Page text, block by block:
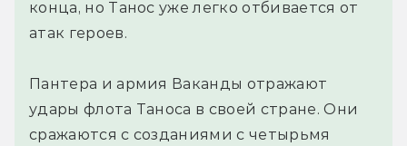
конца, но Танос уже легко отбивается от
атак героев.
Пантера и армия Ваканды отражают
удары флота Таноса в своей стране. Они
сражаются с созданиями с четырьмя